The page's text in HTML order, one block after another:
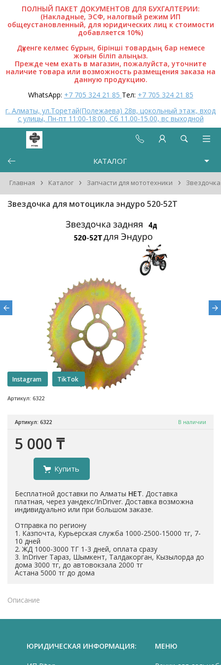
ПОЛНЫЙ ПАКЕТ ДОКУМЕНТОВ ДЛЯ БУХГАЛТЕРИИ:
(Накладные, ЭСФ, налогвый режим ИП
общеустановленный, для юридических лиц к стоимости
добавляется 10%)
Дүкенге келмес бұрын, бірінші товардың бар немесе
жоғын біліп алыңыз.
Прежде чем ехать в магазин, пожалуйста, уточните
наличие товара или возможность размещения заказа на
данную продукцию.
WhatsApp: +7 705 324 21 85 Тел: +7 705 324 21 85
г. Алматы, ул.Торетай(Полежаева) 28в, цокольный этаж, вход
с улицы, Пн-пт 11:00-18:00, Сб 11.00-15.00, вс выходной
КАТАЛОГ
Главная › Каталог › Запчасти для мототехники › Звездочка
Звездочка для мотоцикла эндуро 520-52T
Артикул: 6322
Instagram TikTok
Артикул: 6322 В наличии
5 000 ₸
Купить
Бесплатной доставки по Алматы НЕТ. Доставка
платная, через уандекс/InDriver. Доставка возможна
индивидуально или при большом заказе.
Отправка по региону
1. Казпочта, Курьерская служба 1000-2500-15000 тг, 7-
10 дней
2. ЖД 1000-3000 ТГ 1-3 дней, оплата сразу
3. InDriver Тараз, Шымкент, Талдакорган, Кызылорда до
дома 3000 тг, до автовокзала 2000 тг
Астана 5000 тг до дома
Описание
ЮРИДИЧЕСКАЯ ИНФОРМАЦИЯ: МЕНЮ